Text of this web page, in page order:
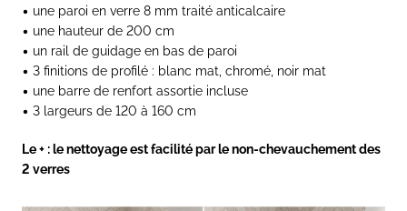
• une paroi en verre 8 mm traité anticalcaire
• une hauteur de 200 cm
• un rail de guidage en bas de paroi
• 3 finitions de profilé : blanc mat, chromé, noir mat
• une barre de renfort assortie incluse
• 3 largeurs de 120 à 160 cm
Le + : le nettoyage est facilité par le non-chevauchement des
2 verres